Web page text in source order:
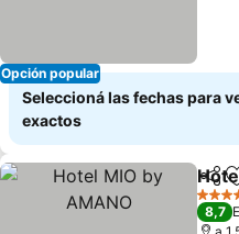
Opción popular
Seleccioná las fechas para
exactos
4
8,7